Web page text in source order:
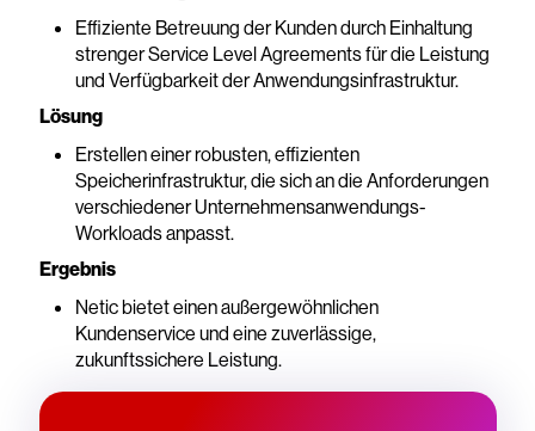
Effiziente Betreuung der Kunden durch Einhaltung
strenger Service Level Agreements für die Leistung
und Verfügbarkeit der Anwendungsinfrastruktur.
Lösung
Erstellen einer robusten, effizienten
Speicherinfrastruktur, die sich an die Anforderungen
verschiedener Unternehmensanwendungs-
Workloads anpasst.
Ergebnis
Netic bietet einen außergewöhnlichen
Kundenservice und eine zuverlässige,
zukunftssichere Leistung.